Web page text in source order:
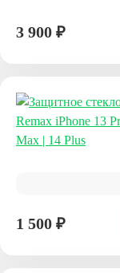
3 900 ₽
1 500 ₽